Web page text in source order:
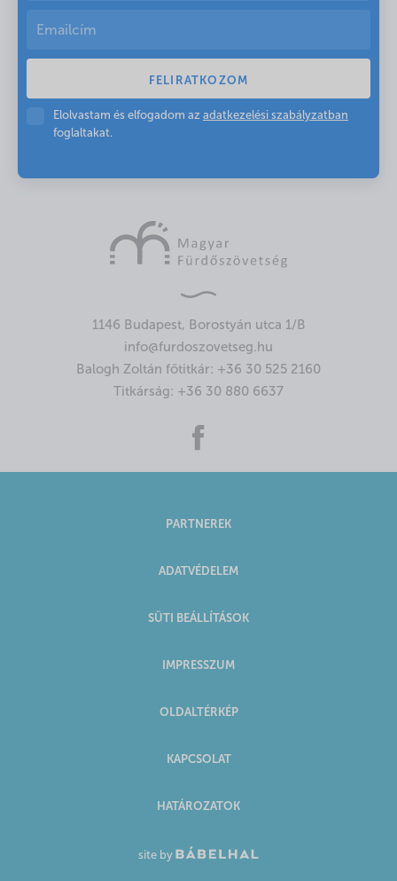
Elolvastam és elfogadom az adatkezelési szabályzatban
foglaltakat.
1146 Budapest, Borostyán utca 1/B
info@furdoszovetseg.hu
Balogh Zoltán főtitkár: +36 30 525 2160
Titkárság: +36 30 880 6637
PARTNEREK
ADATVÉDELEM
SÜTI BEÁLLÍTÁSOK
IMPRESSZUM
OLDALTÉRKÉP
KAPCSOLAT
HATÁROZATOK
site by